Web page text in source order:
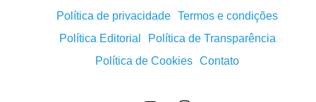
Política de privacidade Termos e condições
Política Editorial
Política de Transparência
Política de Cookies Contato